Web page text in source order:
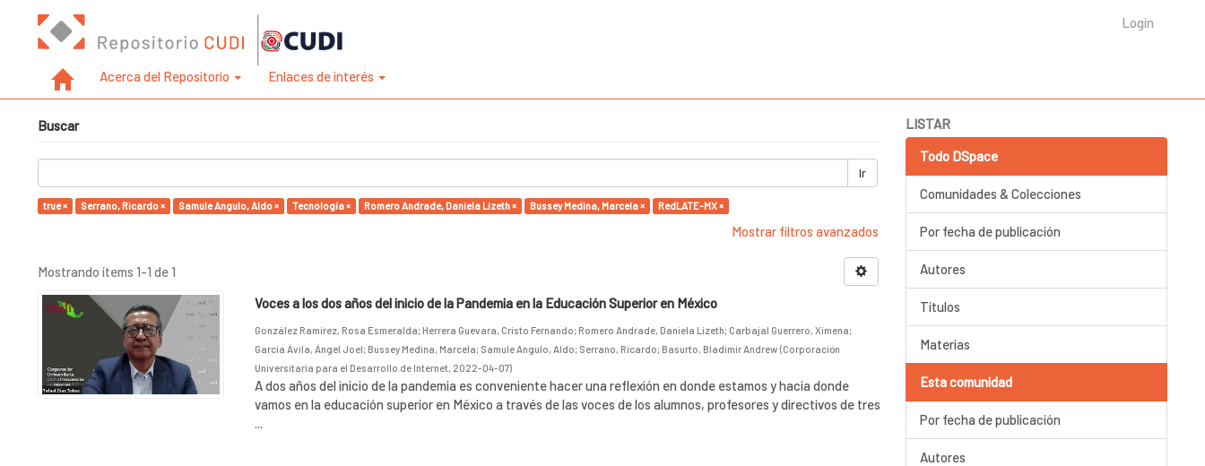
Login
Acerca del Repositorio Enlaces de interés
Buscar
Ir
true × Serrano, Ricardo × Samule Angulo, Aldo × Tecnología × Romero Andrade, Daniela Lizeth × Bussey Medina, Marcela × RedLATE-MX ×
Mostrar filtros avanzados
Mostrando ítems 1-1 de 1
Voces a los dos años del inicio de la Pandemia en la Educación Superior en México
González Ramírez, Rosa Esmeralda; Herrera Guevara, Cristo Fernando; Romero Andrade, Daniela Lizeth; Carbajal Guerrero, Ximena;
García Ávila, Ángel Joel; Bussey Medina, Marcela; Samule Angulo, Aldo; Serrano, Ricardo; Basurto, Bladimir Andrew (Corporación
Universitaria para el Desarrollo de Internet, 2022-04-07)
A dos años del inicio de la pandemia es conveniente hacer una reflexión en donde estamos y hacia donde
vamos en la educación superior en México a través de las voces de los alumnos, profesores y directivos de tres
...
LISTAR
Todo DSpace
Comunidades & Colecciones
Por fecha de publicación
Autores
Títulos
Materias
Esta comunidad
Por fecha de publicación
Autores